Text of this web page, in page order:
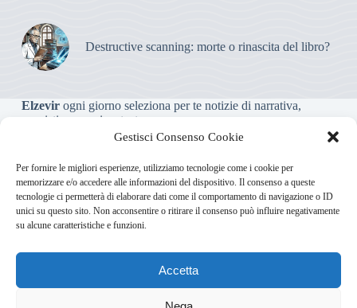
Gestisci Consenso Cookie
Per fornire le migliori esperienze, utilizziamo tecnologie come i cookie per
memorizzare e/o accedere alle informazioni del dispositivo. Il consenso a queste
tecnologie ci permetterà di elaborare dati come il comportamento di navigazione o ID
unici su questo sito. Non acconsentire o ritirare il consenso può influire negativamente
su alcune caratteristiche e funzioni.
Accetta
Destructive scanning: morte o rinascita del libro?
Elzevirogni giorno seleziona per te notizie di narrativa,
saggistica, poesia e teatro.
Testata giornalistica online non iscritta al Tribunale, che non
riceve contributi o agevolazioni pubbliche ai sensi dell’art. 3-
bis della legge 103/2012
Via Usodimare 3 - 37138 Verona (VR)info@elzevir.it bullet-